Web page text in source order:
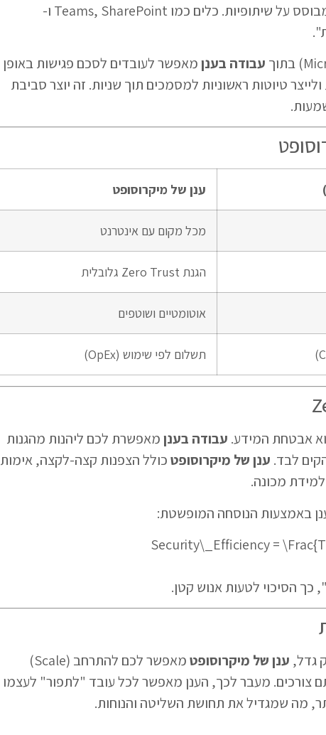
מציע אקו-סיסטם שלם המבוסס על שיתופיות. כלים כמו Teams, SharePoint ו-
עבודה בענןמאפשר לעובדים לסכם פגישות באופן
טיוטות ראשוניות למסמכים תוך שניות. זה יוצר סביבת
ענן של מיקרוסופט
מכל מקום עם אינטרנט
הגנת Zero Trust גלובלית
אוטומטיים ושוטפים
תשלום לפי שימוש (OpEx)
אבטחת המידע. עבודה בענןמאפשרת לכם ליהנות מהגנות
לבד. ענן של מיקרוסופטכולל הצפנות קצה-לקצה, אימות
באמצעות הנוסחה המופשטת:
$$Security\_Efficiency =
כך הסיכוי לטעות אנוש קטן.
גדל, ענן של מיקרוסופט
מאפשר לכם להתרחב (Scale)
מעבר לכך, הענן מאפשר לכל עובד "לתפור" לעצמו